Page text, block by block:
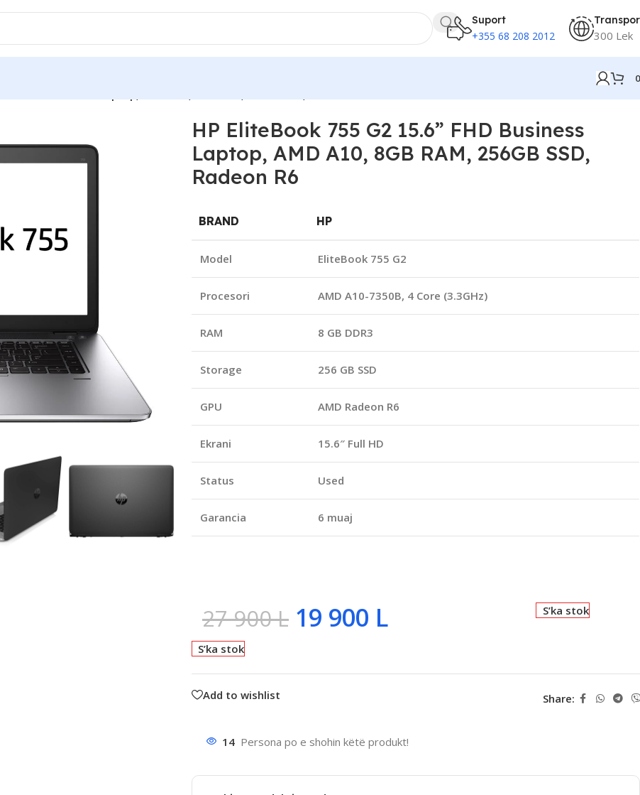
Suport
+355 68 208 2012 300 Lek
HP EliteBook 755 G2 15.6” FHD Business
Laptop, AMD A10, 8GB RAM, 256GB SSD,
Radeon R6
BRAND HP
Model EliteBook 755 G2
Procesori AMD A10-7350B, 4 Core (3.3GHz)
RAM 8 GB DDR3
Storage 256 GB SSD
GPU AMD Radeon R6
Ekrani 15.6″ Full HD
Status Used
Garancia 6 muaj
27 900L 19 900 L S’ka stok
S’ka stok
Add to wishlist Share:
14 Persona po e shohin këtë produkt!